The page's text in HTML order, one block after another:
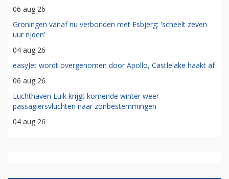
06 aug 26
Groningen vanaf nu verbonden met Esbjerg: 'scheelt zeven
uur rijden'
04 aug 26
easyJet wordt overgenomen door Apollo, Castlelake haakt af
06 aug 26
Luchthaven Luik krijgt komende winter weer
passagiersvluchten naar zonbestemmingen
04 aug 26